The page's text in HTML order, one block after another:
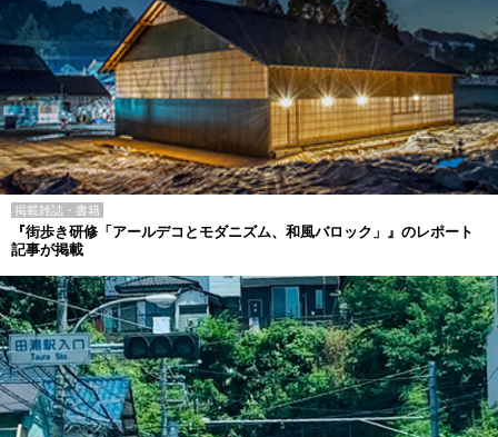
掲載雑誌・書籍
『街歩き研修「アールデコとモダニズム、和風バロック」』のレポート
記事が掲載